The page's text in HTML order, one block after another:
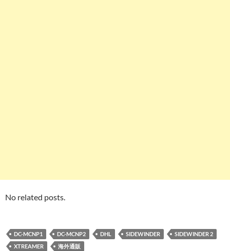
No related posts.
DC-MCNP1 DC-MCNP2 DHL SIDEWINDER
SIDEWINDER 2
XTREAMER
海外通販